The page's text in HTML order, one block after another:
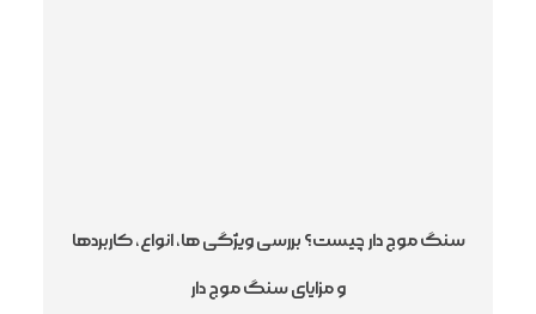
سنگ موج دار چیست؟ بررسی ویژگی ها، انواع، کاربردها
و مزایای سنگ موج دار